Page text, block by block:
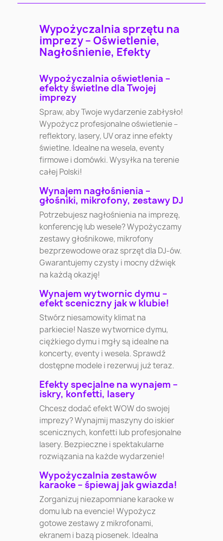
Wypożyczalnia sprzętu na
imprezy – Oświetlenie,
Nagłośnienie, Efekty
Wypożyczalnia oświetlenia –
efekty świetlne dla Twojej
imprezy
Spraw, aby Twoje wydarzenie zabłysło!
Wypożycz profesjonalne oświetlenie –
reflektory, lasery, UV oraz inne efekty
świetlne. Idealne na wesela, eventy
firmowe i domówki. Wysyłka na terenie
całej Polski!
Wynajem nagłośnienia –
głośniki, mikrofony, zestawy DJ
Potrzebujesz nagłośnienia na imprezę,
konferencję lub wesele? Wypożyczamy
zestawy głośnikowe, mikrofony
bezprzewodowe oraz sprzęt dla DJ-ów.
Gwarantujemy czysty i mocny dźwięk
na każdą okazję!
Wynajem wytwornic dymu –
efekt sceniczny jak w klubie!
Stwórz niesamowity klimat na
parkiecie! Nasze wytwornice dymu,
ciężkiego dymu i mgły są idealne na
koncerty, eventy i wesela. Sprawdź
dostępne modele i rezerwuj już teraz.
Efekty specjalne na wynajem –
iskry, konfetti, lasery
Chcesz dodać efekt WOW do swojej
imprezy? Wynajmij maszyny do iskier
scenicznych, konfetti lub profesjonalne
lasery. Bezpieczne i spektakularne
rozwiązania na każde wydarzenie!
Wypożyczalnia zestawów
karaoke – śpiewaj jak gwiazda!
Zorganizuj niezapomniane karaoke w
domu lub na evencie! Wypożycz
gotowe zestawy z mikrofonami,
ekranem i bazą piosenek. Idealna